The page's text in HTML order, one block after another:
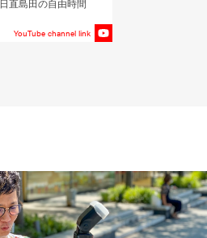
日直島田の自由時間
YouTube channel link